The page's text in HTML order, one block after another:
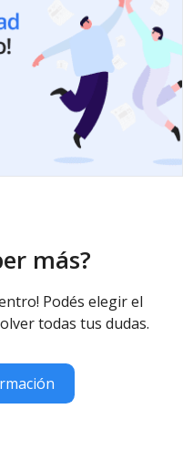
más?
Podés elegir el
todas tus dudas.